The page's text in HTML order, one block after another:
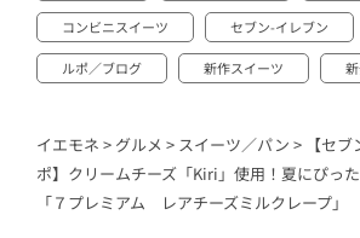
コンビニスイーツ セブン-イレブン
ルポ／ブログ 新作スイーツ
イエモネ > グルメ > スイーツ／パン > 【セ
ポ】クリームチーズ「Kiri」使用！夏にぴっ
「７プレミアム レアチーズミルクレープ」